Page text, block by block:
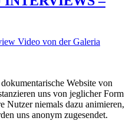
Video von der Galeria
Website von
uns von jeglicher Form
Nutzer niemals dazu animieren,
uns anonym zugesendet.